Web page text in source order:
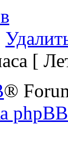
[
®
phpBB